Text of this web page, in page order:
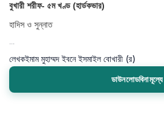
বুখারী শরীফ- ৫ম খণ্ড (হার্ডকভার)
হাদিস ও সুন্নাত
লেখকইমাম মুহাম্মদ ইবনে ইসমাইল বোখারী (র)
ডাউনলোডবিনামূল্যে